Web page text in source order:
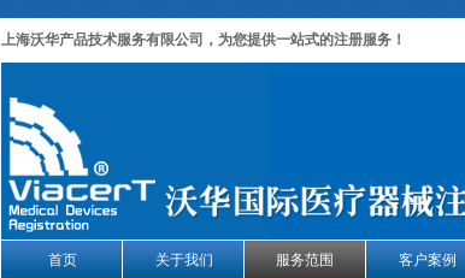
上海沃华产品技术服务有限公司，为您提供一站式的注册服务！
首页 关于我们 服务范围 客户案例